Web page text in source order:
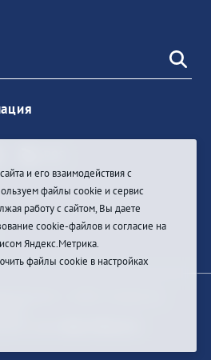
с сайта ссылка на
сайта
и его взаимодействия с
файлы cookie и сервис
работу с сайтом, Вы даете
cookie-файлов и согласие на
Яндекс.Метрика.
файлы cookie в настройках